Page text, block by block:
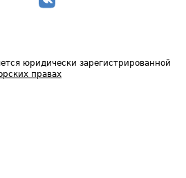
юридически зарегистрированной
правах